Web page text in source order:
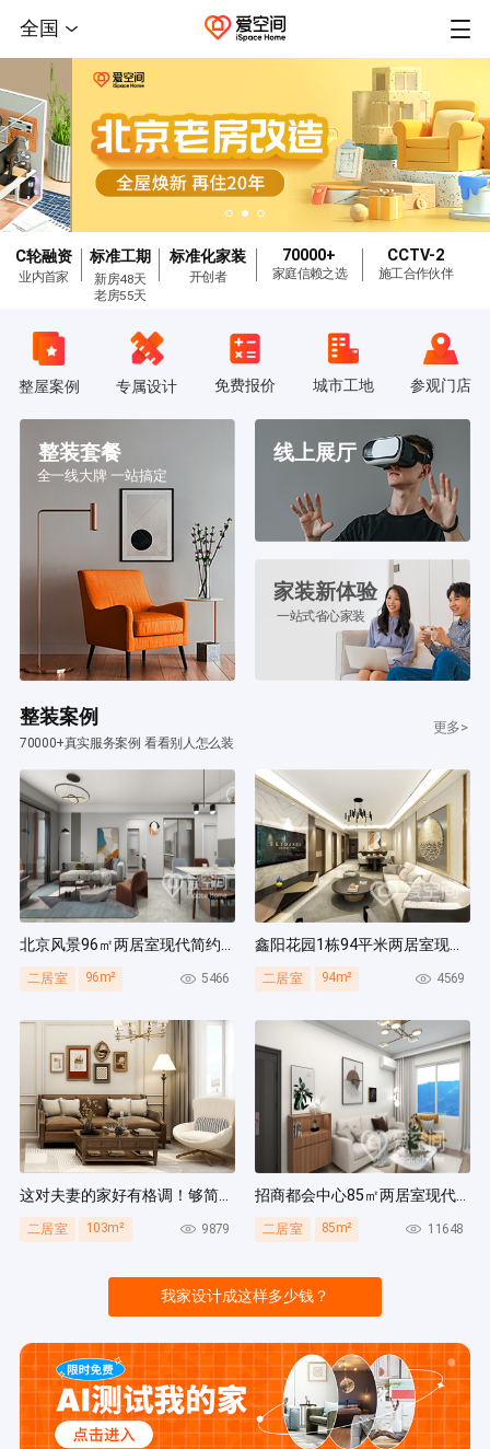
全国
C轮融资
业内首家
标准工期
新房48天
老房55天
标准化家装
开创者
70000+
家庭信赖之选
CCTV-2
施工合作伙伴
整屋案例 专属设计 免费报价 城市工地 参观门店
整装套餐
全一线大牌 一站搞定
线上展厅
家装新体验
一站式省心家装
整装案例
70000+真实服务案例 看看别人怎么装
更多>
北京风景96㎡两居室现代简约风装修案例
二居室 96m² 5466
鑫阳花园1栋94平米两居室现代简约风装修案例
二居室 94m² 4569
这对夫妻的家好有格调！够简洁还复古，好打扫卫生太贴心~
二居室 103m² 9879
招商都会中心85㎡两居室现代简约风装修案例
二居室 85m² 11648
我家设计成这样多少钱？